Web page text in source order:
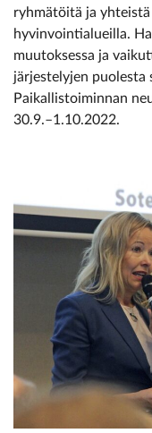
ryhmätöitä ja
hyvinvointialueilla.
muutoksessa ja
järjestelyjen puolesta
Paikallistoiminnan
30.9.–1.10.2022.